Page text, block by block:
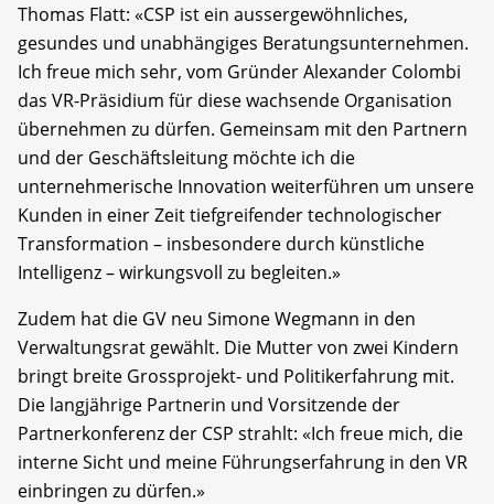
Thomas Flatt: «CSP ist ein aussergewöhnliches,
gesundes und unabhängiges Beratungsunternehmen.
Ich freue mich sehr, vom Gründer Alexander Colombi
das VR-Präsidium für diese wachsende Organisation
übernehmen zu dürfen. Gemeinsam mit den Partnern
und der Geschäftsleitung möchte ich die
unternehmerische Innovation weiterführen um unsere
Kunden in einer Zeit tiefgreifender technologischer
Transformation – insbesondere durch künstliche
Intelligenz – wirkungsvoll zu begleiten.»
Zudem hat die GV neu Simone Wegmann in den
Verwaltungsrat gewählt. Die Mutter von zwei Kindern
bringt breite Grossprojekt- und Politikerfahrung mit.
Die langjährige Partnerin und Vorsitzende der
Partnerkonferenz der CSP strahlt: «Ich freue mich, die
interne Sicht und meine Führungserfahrung in den VR
einbringen zu dürfen.»